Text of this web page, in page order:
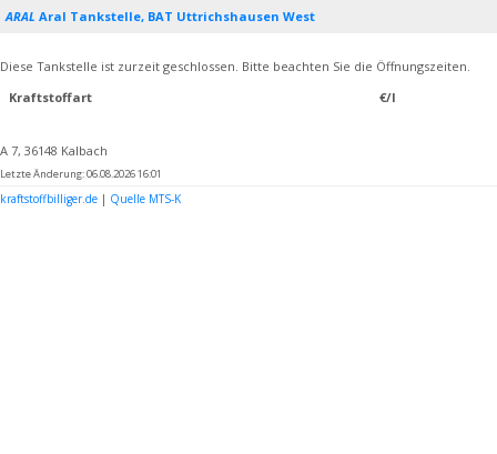
ARAL Aral Tankstelle, BAT Uttrichshausen West
Diese Tankstelle ist zurzeit geschlossen. Bitte beachten Sie die Öffnungszeiten.
Kraftstoffart
€/l
A 7, 36148 Kalbach
Letzte Änderung: 06.08.2026 16:01
kraftstoffbilliger.de | Quelle MTS-K